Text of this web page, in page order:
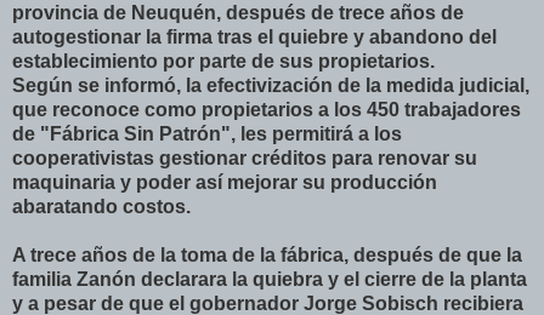
provincia de Neuquén, después de trece años de
autogestionar la firma tras el quiebre y abandono del
establecimiento por parte de sus propietarios.
Según se informó, la efectivización de la medida judicial,
que reconoce como propietarios a los 450 trabajadores
de "Fábrica Sin Patrón", les permitirá a los
cooperativistas gestionar créditos para renovar su
maquinaria y poder así mejorar su producción
abaratando costos.
A trece años de la toma de la fábrica, después de que la
familia Zanón declarara la quiebra y el cierre de la planta
y a pesar de que el gobernador Jorge Sobisch recibiera